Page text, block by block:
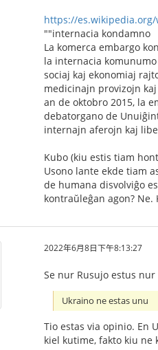
https://
""internacia kondamno
La komerca embargo
la internacia
sociaj kaj ekonomiaj
medicinajn provizojn
an de oktobro 2015, la
debatorgano de
internajn aferojn kaj
Kubo (kiu estis tiam
Usono lante ekde tiam
de humana disvolviĝo
kontraŭleĝan agon? Ne.
2022年6月8日下午8:13:27
Se nur Rusujo estus
Ukraino ne estas unu
Tio estas via opinio. En
kiel kutime, fakto kiu ne